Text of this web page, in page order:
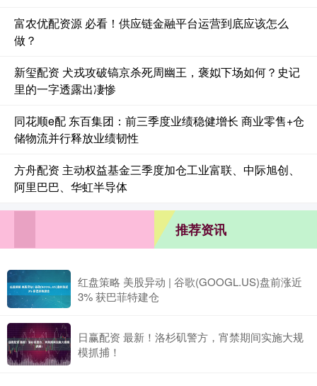
富农优配资源 必看！供应链金融平台运营到底应该怎么
做？
新玺配资 犬戎攻破镐京杀死周幽王，褒姒下场如何？史记
里的一字透露出凄惨
同花顺e配 东百集团：前三季度业绩稳健增长 商业零售+仓
储物流并行释放业绩韧性
方舟配资 主动权益基金三季度加仓工业富联、中际旭创、
阿里巴巴、华虹半导体
推荐资讯
红盘策略 美股异动 | 谷歌(GOOGL.US)盘前涨近
3% 获巴菲特建仓
日赢配资 最新！洛杉矶警方，宵禁期间实施大规
模抓捕！